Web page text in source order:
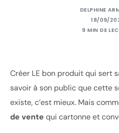
DELPHINE
18/09/
9 MIN DE
Créer LE bon produit qui sert
savoir à son public que cette
existe, c’est mieux. Mais
de vente qui cartonne et